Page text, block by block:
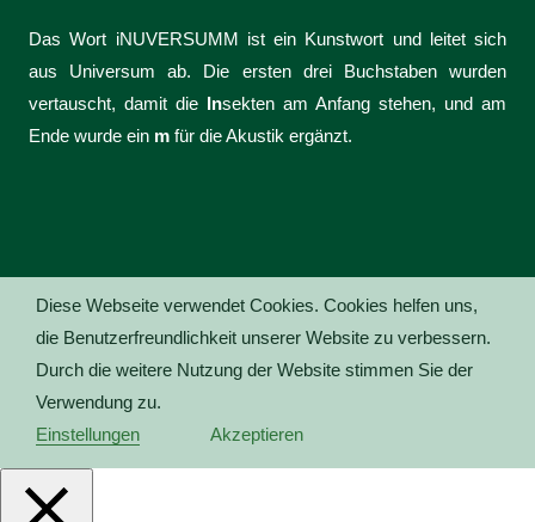
Das Wort iNUVERSUMM ist ein Kunstwort und leitet sich
aus Universum ab. Die ersten drei Buchstaben wurden
vertauscht, damit die Insekten am Anfang stehen, und am
Ende wurde ein m für die Akustik ergänzt.
Diese Webseite verwendet Cookies. Cookies helfen uns,
die Benutzerfreundlichkeit unserer Website zu verbessern.
Durch die weitere Nutzung der Website stimmen Sie der
Verwendung zu.
Einstellungen
Akzeptieren